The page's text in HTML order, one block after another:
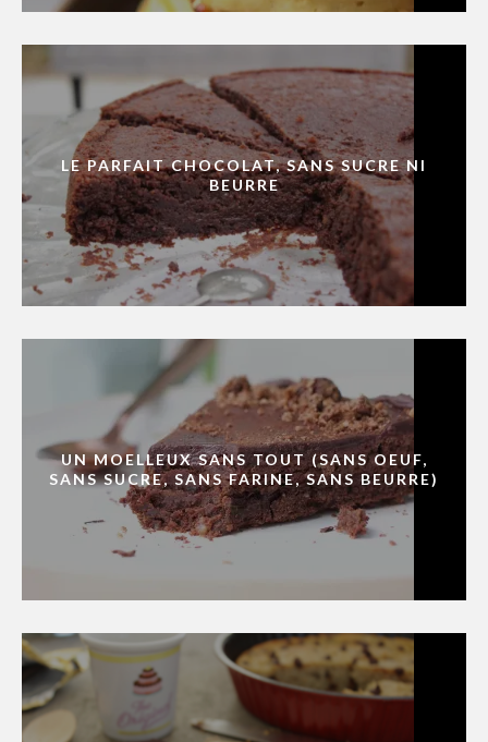
LE PARFAIT CHOCOLAT, SANS SUCRE NI
BEURRE
UN MOELLEUX SANS TOUT (SANS OEUF,
SANS SUCRE, SANS FARINE, SANS BEURRE)